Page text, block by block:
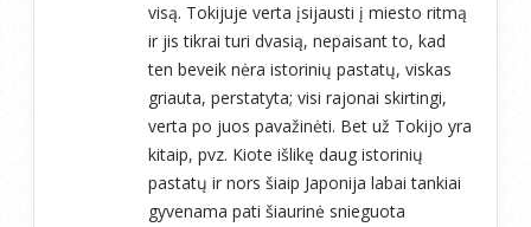
visą. Tokijuje verta įsijausti į miesto ritmą
ir jis tikrai turi dvasią, nepaisant to, kad
ten beveik nėra istorinių pastatų, viskas
griauta, perstatyta; visi rajonai skirtingi,
verta po juos pavažinėti. Bet už Tokijo yra
kitaip, pvz. Kiote išlikę daug istorinių
pastatų ir nors šiaip Japonija labai tankiai
gyvenama pati šiaurinė snieguota